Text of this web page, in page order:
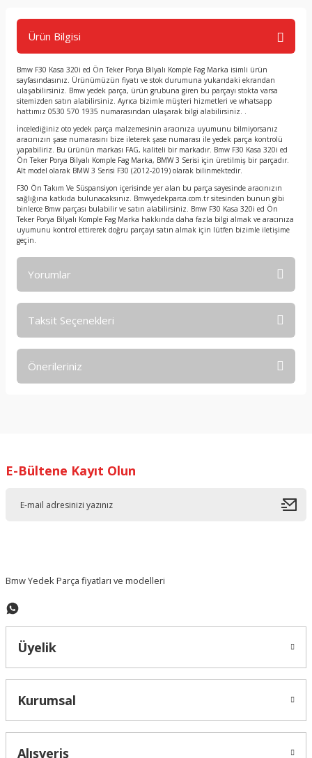
Ürün Bilgisi
Bmw F30 Kasa 320i ed Ön Teker Porya Bilyalı Komple Fag Marka isimli ürün
sayfasındasınız. Ürünümüzün fiyatı ve stok durumuna yukarıdaki ekrandan
ulaşabilirsiniz. Bmw yedek parça, ürün grubuna giren bu parçayı stokta varsa
sitemizden satın alabilirsiniz. Ayrıca bizimle müşteri hizmetleri ve whatsapp
hattımız 0530 570 1935 numarasından ulaşarak bilgi alabilirsiniz. .
İncelediğiniz oto yedek parça malzemesinin aracınıza uyumunu bilmiyorsanız
aracınızın şase numarasını bize ileterek şase numarası ile yedek parça kontrolü
yapabiliriz. Bu ürünün markası FAG, kaliteli bir markadır. Bmw F30 Kasa 320i ed
Ön Teker Porya Bilyalı Komple Fag Marka, BMW 3 Serisi için üretilmiş bir parçadır.
Alt model olarak BMW 3 Serisi F30 (2012-2019) olarak bilinmektedir.
F30 Ön Takım Ve Süspansiyon içerisinde yer alan bu parça sayesinde aracınızın
sağlığına katkıda bulunacaksınız. Bmwyedekparca.com.tr sitesinden bunun gibi
binlerce Bmw parçası bulabilir ve satın alabilirsiniz. Bmw F30 Kasa 320i ed Ön
Teker Porya Bilyalı Komple Fag Marka hakkında daha fazla bilgi almak ve aracınıza
uyumunu kontrol ettirerek doğru parçayı satın almak için lütfen bizimle iletişime
geçin.
Yorumlar
Taksit Seçenekleri
Önerileriniz
Ürün resmi kalitesiz, bozuk veya görüntülenemiyor.
E-Bültene Kayıt Olun
Bmw Yedek Parça fiyatları ve modelleri
Üyelik
Kurumsal
Alışveriş